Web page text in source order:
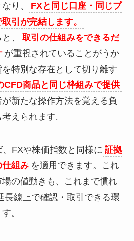
り、
FXと同じ口座・同じプ
引が完結します。
、
取引の仕組みをできるだ
が重視されていることがうか
特別な存在として切り離す
CFD商品と同じ枠組みで提供
新たな操作方法を覚える負
えられます。
、FXや株価指数と同様に 証拠
仕組み を適用できます。これ
の値動きも、これまで慣れ
長線上で確認・取引できる環
。